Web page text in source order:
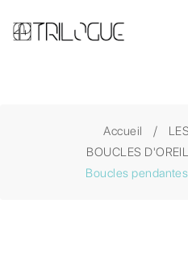
Accueil
BOUCLES
Boucles